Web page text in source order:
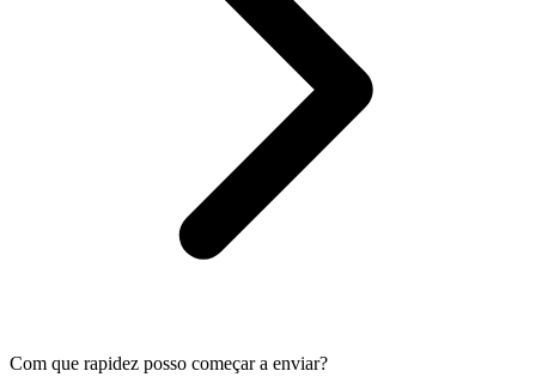
Com que rapidez posso começar a enviar?